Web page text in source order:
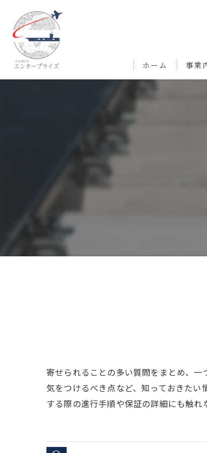
ホーム 事業
寄せられることの多い質問をまとめ、
気をつけるべき点など、知っておきた
する際の進行手順や保証の詳細にも触れ